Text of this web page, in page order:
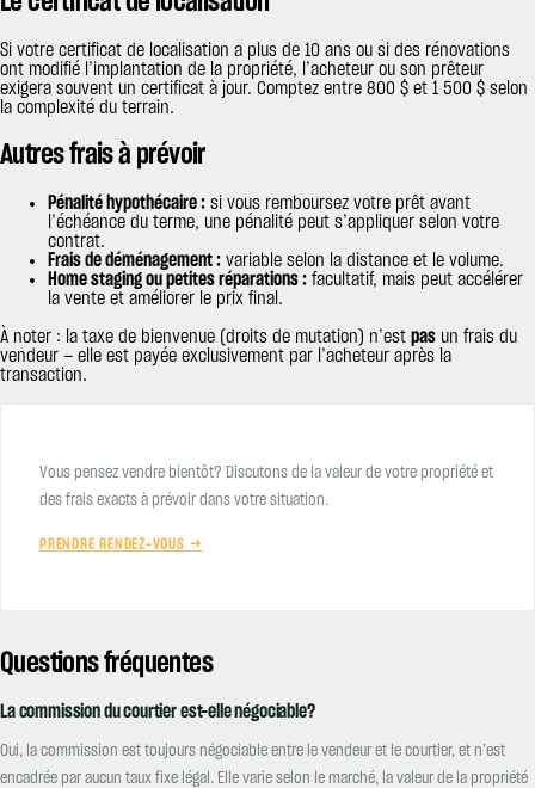
Si votre certificat de localisation a plus de 10 ans ou si des rénovations
ont modifié l’implantation de la propriété, l’acheteur ou son prêteur
exigera souvent un certificat à jour. Comptez entre 800 $ et 1 500 $ selon
la complexité du terrain.
Autres frais à prévoir
Pénalité hypothécaire : si vous remboursez votre prêt avant
l’échéance du terme, une pénalité peut s’appliquer selon votre
contrat.
Frais de déménagement : variable selon la distance et le volume.
Home staging ou petites réparations : facultatif, mais peut accélérer
la vente et améliorer le prix final.
À noter : la taxe de bienvenue (droits de mutation) n’est pas un frais du
vendeur — elle est payée exclusivement par l’acheteur après la
transaction.
Vous pensez vendre bientôt? Discutons de la valeur de votre propriété et
des frais exacts à prévoir dans votre situation.
PRENDRE RENDEZ-VOUS →
Questions fréquentes
La commission du courtier est-elle négociable?
Oui, la commission est toujours négociable entre le vendeur et le courtier, et n’est
encadrée par aucun taux fixe légal. Elle varie selon le marché, la valeur de la propriété